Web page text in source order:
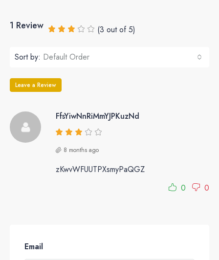
1 Review (3 out of5)
Sort by: Default Order
Leave a Review
FfsYiwNnRiMmYJPKuzNd
8 months ago
zKwvWFUUTPXsmyPaQGZ
0
0
Email